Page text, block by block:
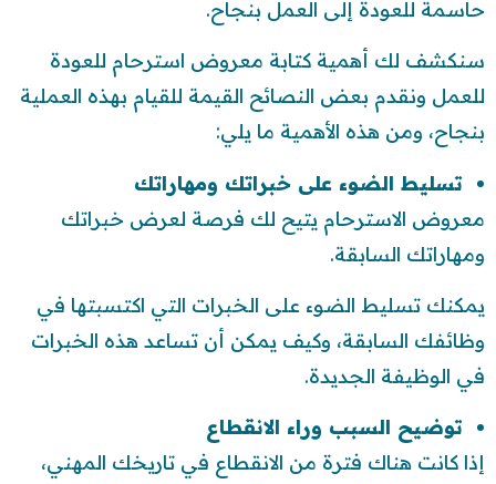
حاسمة للعودة إلى العمل بنجاح.
سنكشف لك أهمية كتابة معروض استرحام للعودة
للعمل ونقدم بعض النصائح القيمة للقيام بهذه العملية
بنجاح، ومن هذه الأهمية ما يلي:
تسليط الضوء على خبراتك ومهاراتك
معروض الاسترحام يتيح لك فرصة لعرض خبراتك
ومهاراتك السابقة.
يمكنك تسليط الضوء على الخبرات التي اكتسبتها في
وظائفك السابقة، وكيف يمكن أن تساعد هذه الخبرات
في الوظيفة الجديدة.
توضيح السبب وراء الانقطاع
إذا كانت هناك فترة من الانقطاع في تاريخك المهني،